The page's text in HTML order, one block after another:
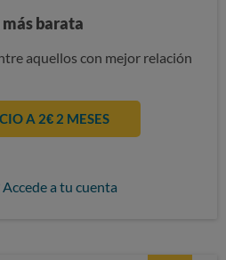
barata
aquellos con mejor relación
A 2€ 2 MESES
Accede a tu cuenta